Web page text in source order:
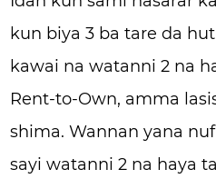
kun biya 3 ba tare da
kawai na watanni 2 na
Rent-to-Own, amma
shima. Wannan yana
sayi watanni 2 na haya